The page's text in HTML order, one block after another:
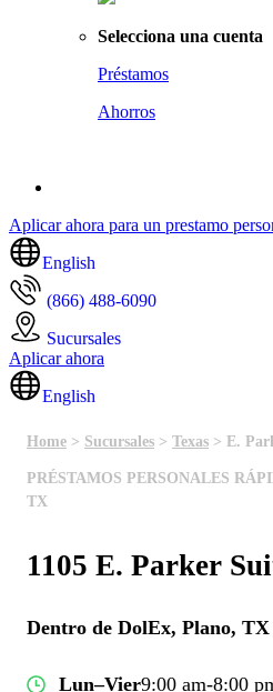
Selecciona una cuenta
Préstamos
Ahorros
Aplicar ahora para un prestamo
English
(866) 488-6090
Sucursales
Aplicar ahora
English
Home > Sucursales > Texas > E.
PRÉSTAMOS PERSONALES
TX
1105 E. Parker
Dentro de DolEx, Plano, TX
Lun–Vier9:00 am-8:00